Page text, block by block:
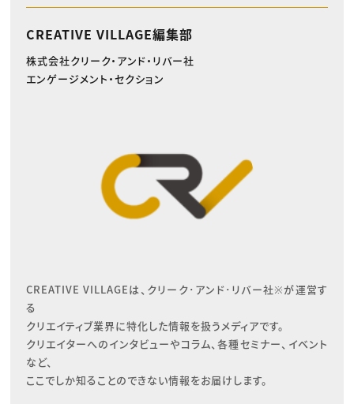
CREATIVE VILLAGE編集部
株式会社クリーク・アンド・リバー社
エンゲージメント・セクション
CREATIVE VILLAGEは、クリーク･アンド･リバー社※が運営す
る
クリエイティブ業界に特化した情報を扱うメディアです。
クリエイターへのインタビューやコラム、各種セミナー、イベント
など、
ここでしか知ることのできない情報をお届けします。